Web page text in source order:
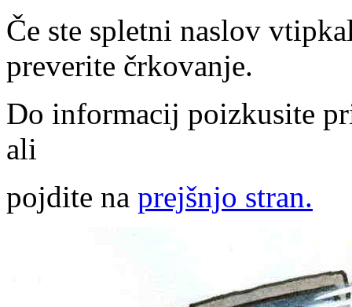
Če ste spletni naslov
preverite črkovanje.
Do informacij poizkusite
ali
pojdite na prejšnjo stran.